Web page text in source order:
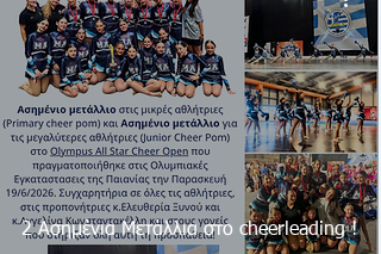
2 Ασημένια Μετάλλια στο cheerleading !